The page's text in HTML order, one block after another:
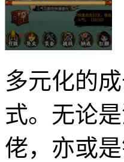
多元化的
式。无论
佬，亦或